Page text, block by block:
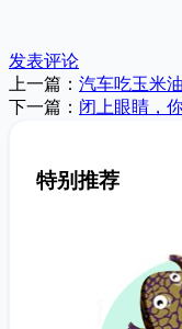
发表评论
上一篇： 汽车吃玉米
下一篇： 闭上眼睛，
特别推荐